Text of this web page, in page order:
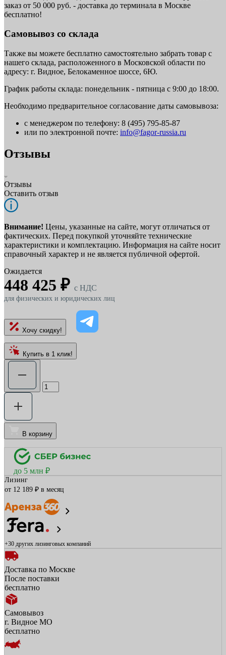
заказ от 50 000 руб. - доставка до терминала в Москве
бесплатно!
Самовывоз со склада
Также вы можете бесплатно самостоятельно забрать товар с
нашего склада, расположенного в Московской области по
адресу: г. Видное, Белокаменное шоссе, 6Ю.
График работы склада: понедельник - пятница с 9:00 до 18:00.
Необходимо предварительное согласование даты самовывоза:
с менеджером по телефону: 8 (495) 795-85-87
или по электронной почте: info@fagor-russia.ru
Отзывы
Отзывы
Оставить отзыв
Внимание! Цены, указанные на сайте, могут отличаться от
фактических. Перед покупкой уточняйте технические
характеристики и комплектацию. Информация на сайте носит
справочный характер и не является публичной офертой.
Ожидается
448 425 ₽ c НДС
для физических и юридических лиц
Хочу скидку!
Купить в 1 клик!
В корзину
до 5 млн ₽
Лизинг
от 12 189 ₽ в месяц
+30 других лизинговых компаний
Доставка по Москве
После поставки
бесплатно
Самовывоз
г. Видное МО
бесплатно